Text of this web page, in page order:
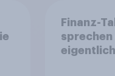
Finanz-
sprechen